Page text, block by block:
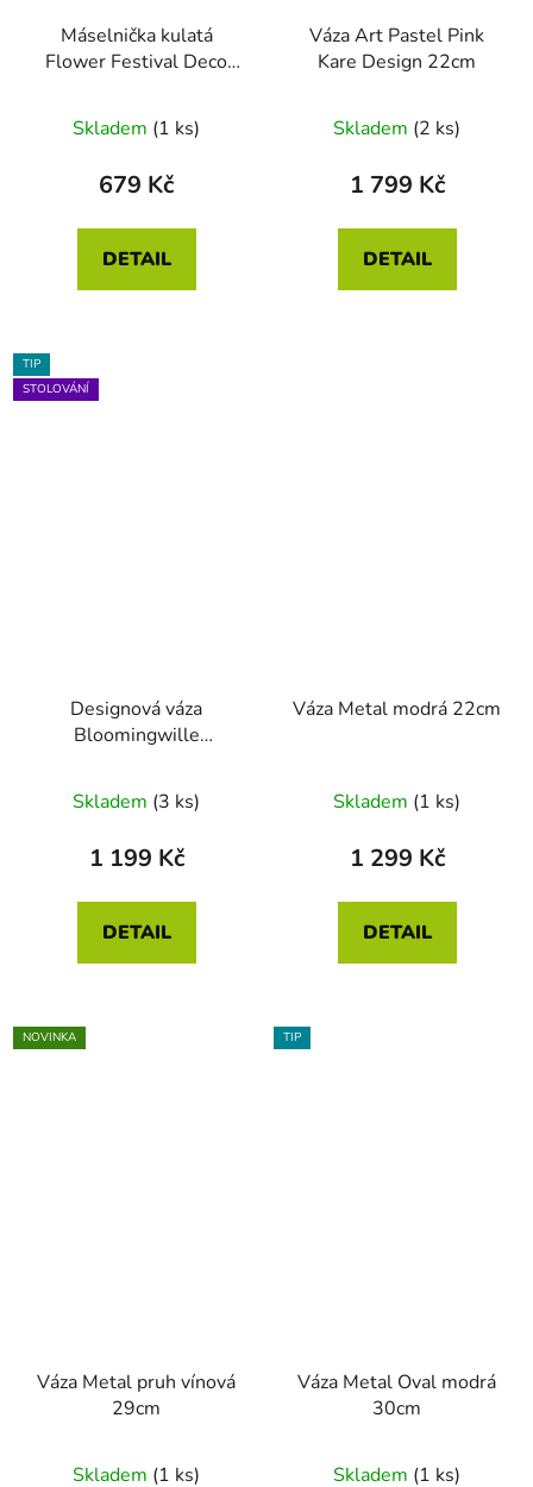
Máselnička kulatá
Flower Festival Deco
Skladem (1 ks)
679 Kč
DETAIL
Váza Art Pastel Pink
Kare Design 22cm
Skladem (2 ks)
1 799 Kč
DETAIL
TIP
STOLOVÁNÍ
Designová váza
Bloomingwille
Skladem (3 ks)
1 199 Kč
DETAIL
Váza Metal modrá 22cm
hodnocení
produktu
5,0
z
Skladem (1 ks)
1 299 Kč
DETAIL
NOVINKA
Váza Metal pruh vínová
29cm
Skladem (1 ks)
TIP
Váza Metal Oval modrá
30cm
Skladem (1 ks)